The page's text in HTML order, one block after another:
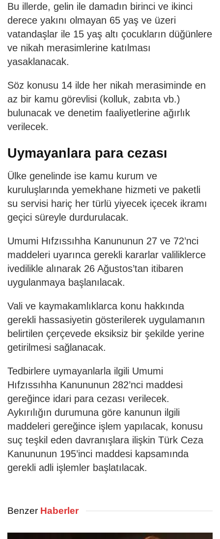
Bu illerde, gelin ile damadın birinci ve ikinci
derece yakını olmayan 65 yaş ve üzeri
vatandaşlar ile 15 yaş altı çocukların düğünlere
ve nikah merasimlerine katılması
yasaklanacak.
Söz konusu 14 ilde her nikah merasiminde en
az bir kamu görevlisi (kolluk, zabıta vb.)
bulunacak ve denetim faaliyetlerine ağırlık
verilecek.
Uymayanlara para cezası
Ülke genelinde ise kamu kurum ve
kuruluşlarında yemekhane hizmeti ve paketli
su servisi hariç her türlü yiyecek içecek ikramı
geçici süreyle durdurulacak.
Umumi Hıfzıssıhha Kanununun 27 ve 72’nci
maddeleri uyarınca gerekli kararlar valiliklerce
ivedilikle alınarak 26 Ağustos’tan itibaren
uygulanmaya başlanılacak.
Vali ve kaymakamlıklarca konu hakkında
gerekli hassasiyetin gösterilerek uygulamanın
belirtilen çerçevede eksiksiz bir şekilde yerine
getirilmesi sağlanacak.
Tedbirlere uymayanlarla ilgili Umumi
Hıfzıssıhha Kanununun 282’nci maddesi
gereğince idari para cezası verilecek.
Aykırılığın durumuna göre kanunun ilgili
maddeleri gereğince işlem yapılacak, konusu
suç teşkil eden davranışlara ilişkin Türk Ceza
Kanununun 195’inci maddesi kapsamında
gerekli adli işlemler başlatılacak.
Benzer Haberler